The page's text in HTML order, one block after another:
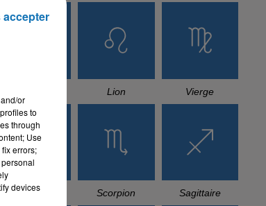
Lion Vierge
Balance Scorpion Sagittaire
or
to
through
Use
errors;
devices